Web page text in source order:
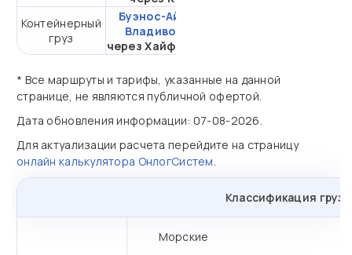
Контейнерный
груз
Буэнос-Айрес -
Владивосток
через Хайфон (Тр.)
* Все маршруты и тарифы, указанные на данной
странице, не являются публичной офертой.
Дата обновления информации: 07-08-2026.
Для актуализации расчета перейдите на страницу
онлайн калькулятора ОнлогСистем.
Классификация
Морские